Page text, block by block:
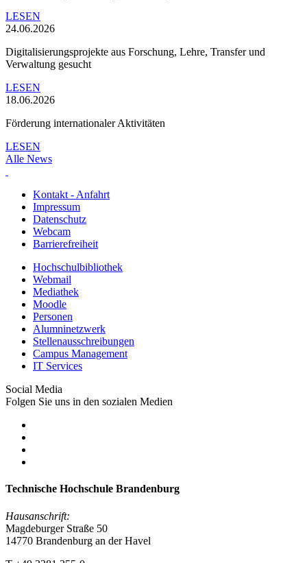
LESEN
24.06.2026
Digitalisierungsprojekte aus Forschung, Lehre, Transfer und
Verwaltung gesucht
LESEN
18.06.2026
Förderung internationaler Aktivitäten
LESEN
Alle News
Kontakt - Anfahrt
Impressum
Datenschutz
Webcam
Barrierefreiheit
Hochschulbibliothek
Webmail
Mediathek
Moodle
Personen
Alumninetzwerk
Stellenausschreibungen
Campus Management
IT Services
Social Media
Folgen Sie uns in den sozialen Medien
Technische Hochschule Brandenburg
Hausanschrift:
Magdeburger Straße 50
14770 Brandenburg an der Havel